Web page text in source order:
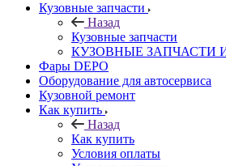
Кузовные запчасти
Назад
Кузовные запчасти
КУЗОВНЫЕ ЗАПЧАСТИ
Фары DEPO
Оборудование для автосервиса
Кузовной ремонт
Как купить
Назад
Как купить
Условия оплаты